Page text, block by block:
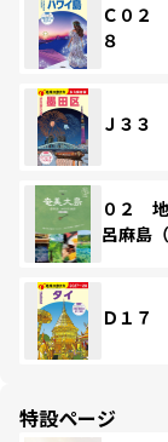
Ｃ０２
８
Ｊ３３
０２
呂麻島
Ｄ１７
特設ページ